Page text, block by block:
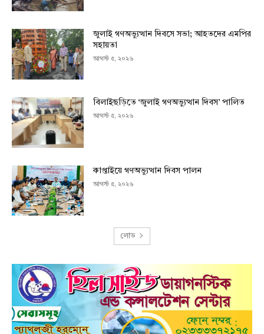
জুলাই গণঅভ্যুত্থান দিবসে সভা; আহতদের এমপির
সহায়তা
আগস্ট ৫, ২০২৬
বিলাইছড়িতে ‘জুলাই গণঅভ্যুত্থান দিবস’ পালিত
আগস্ট ৫, ২০২৬
কাপ্তাইয়ে গণঅভ্যুত্থান দিবস পালন
আগস্ট ৫, ২০২৬
লোড